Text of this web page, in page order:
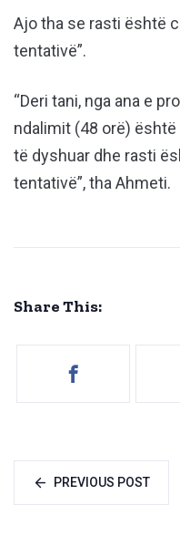
Ajo tha se rasti është
tentativë”.
“Deri tani, nga ana e
ndalimit (48 orë)
të dyshuar dhe rasti
tentativë”, tha Ahmeti.
Share This:
PREVIOUS POST